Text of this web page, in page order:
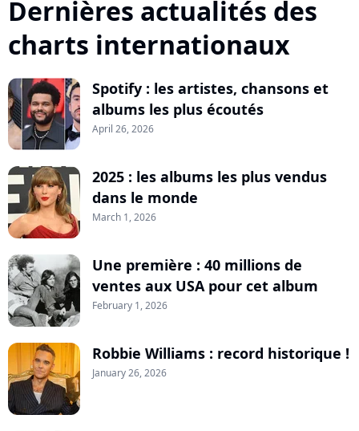
Dernières actualités des
charts internationaux
Spotify : les artistes, chansons et
albums les plus écoutés
April 26, 2026
2025 : les albums les plus vendus
dans le monde
March 1, 2026
Une première : 40 millions de
ventes aux USA pour cet album
February 1, 2026
Robbie Williams : record historique !
January 26, 2026